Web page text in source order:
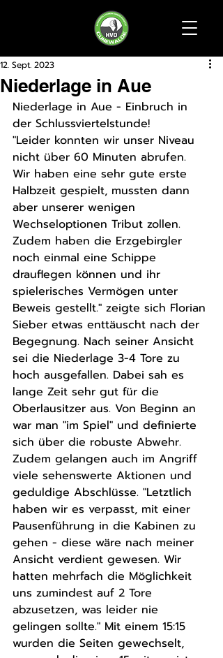
Niederlage in Aue
12. Sept. 2023
Niederlage in Aue - Einbruch in
der Schlussviertelstunde!
"Leider konnten wir unser Niveau
nicht über 60 Minuten abrufen.
Wir haben eine sehr gute erste
Halbzeit gespielt, mussten dann
aber unserer wenigen
Wechseloptionen Tribut zollen.
Zudem haben die Erzgebirgler
noch einmal eine Schippe
drauflegen können und ihr
spielerisches Vermögen unter
Beweis gestellt." zeigte sich Florian
Sieber etwas enttäuscht nach der
Begegnung. Nach seiner Ansicht
sei die Niederlage 3-4 Tore zu
hoch ausgefallen. Dabei sah es
lange Zeit sehr gut für die
Oberlausitzer aus. Von Beginn an
war man "im Spiel" und definierte
sich über die robuste Abwehr.
Zudem gelangen auch im Angriff
viele sehenswerte Aktionen und
geduldige Abschlüsse. "Letztlich
haben wir es verpasst, mit einer
Pausenführung in die Kabinen zu
gehen - diese wäre nach meiner
Ansicht verdient gewesen. Wir
hatten mehrfach die Möglichkeit
uns zumindest auf 2 Tore
abzusetzen, was leider nie
gelingen sollte." Mit einem 15:15
wurden die Seiten gewechselt,